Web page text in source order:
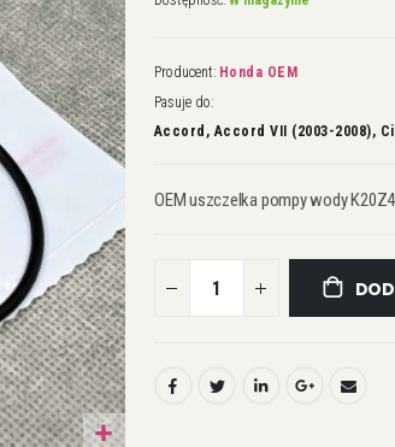
Producent: Honda OEM
Pasuje do:
Accord, Accord VII (2003-2008),
OEM uszczelka pompy wody